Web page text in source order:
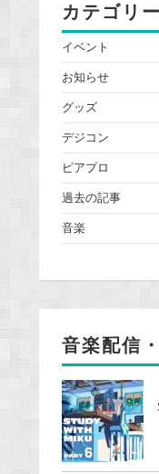
カテゴリー
イベント
お知らせ
グッズ
デジコン
ピアプロ
過去の記事
音楽
音楽配信